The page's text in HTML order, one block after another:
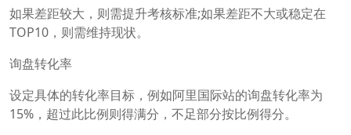
如果差距较大，则需提升考核标准;如果差距不大或稳定在
TOP10，则需维持现状。
询盘转化率
设定具体的转化率目标，例如阿里国际站的询盘转化率为
15%，超过此比例则得满分，不足部分按比例得分。